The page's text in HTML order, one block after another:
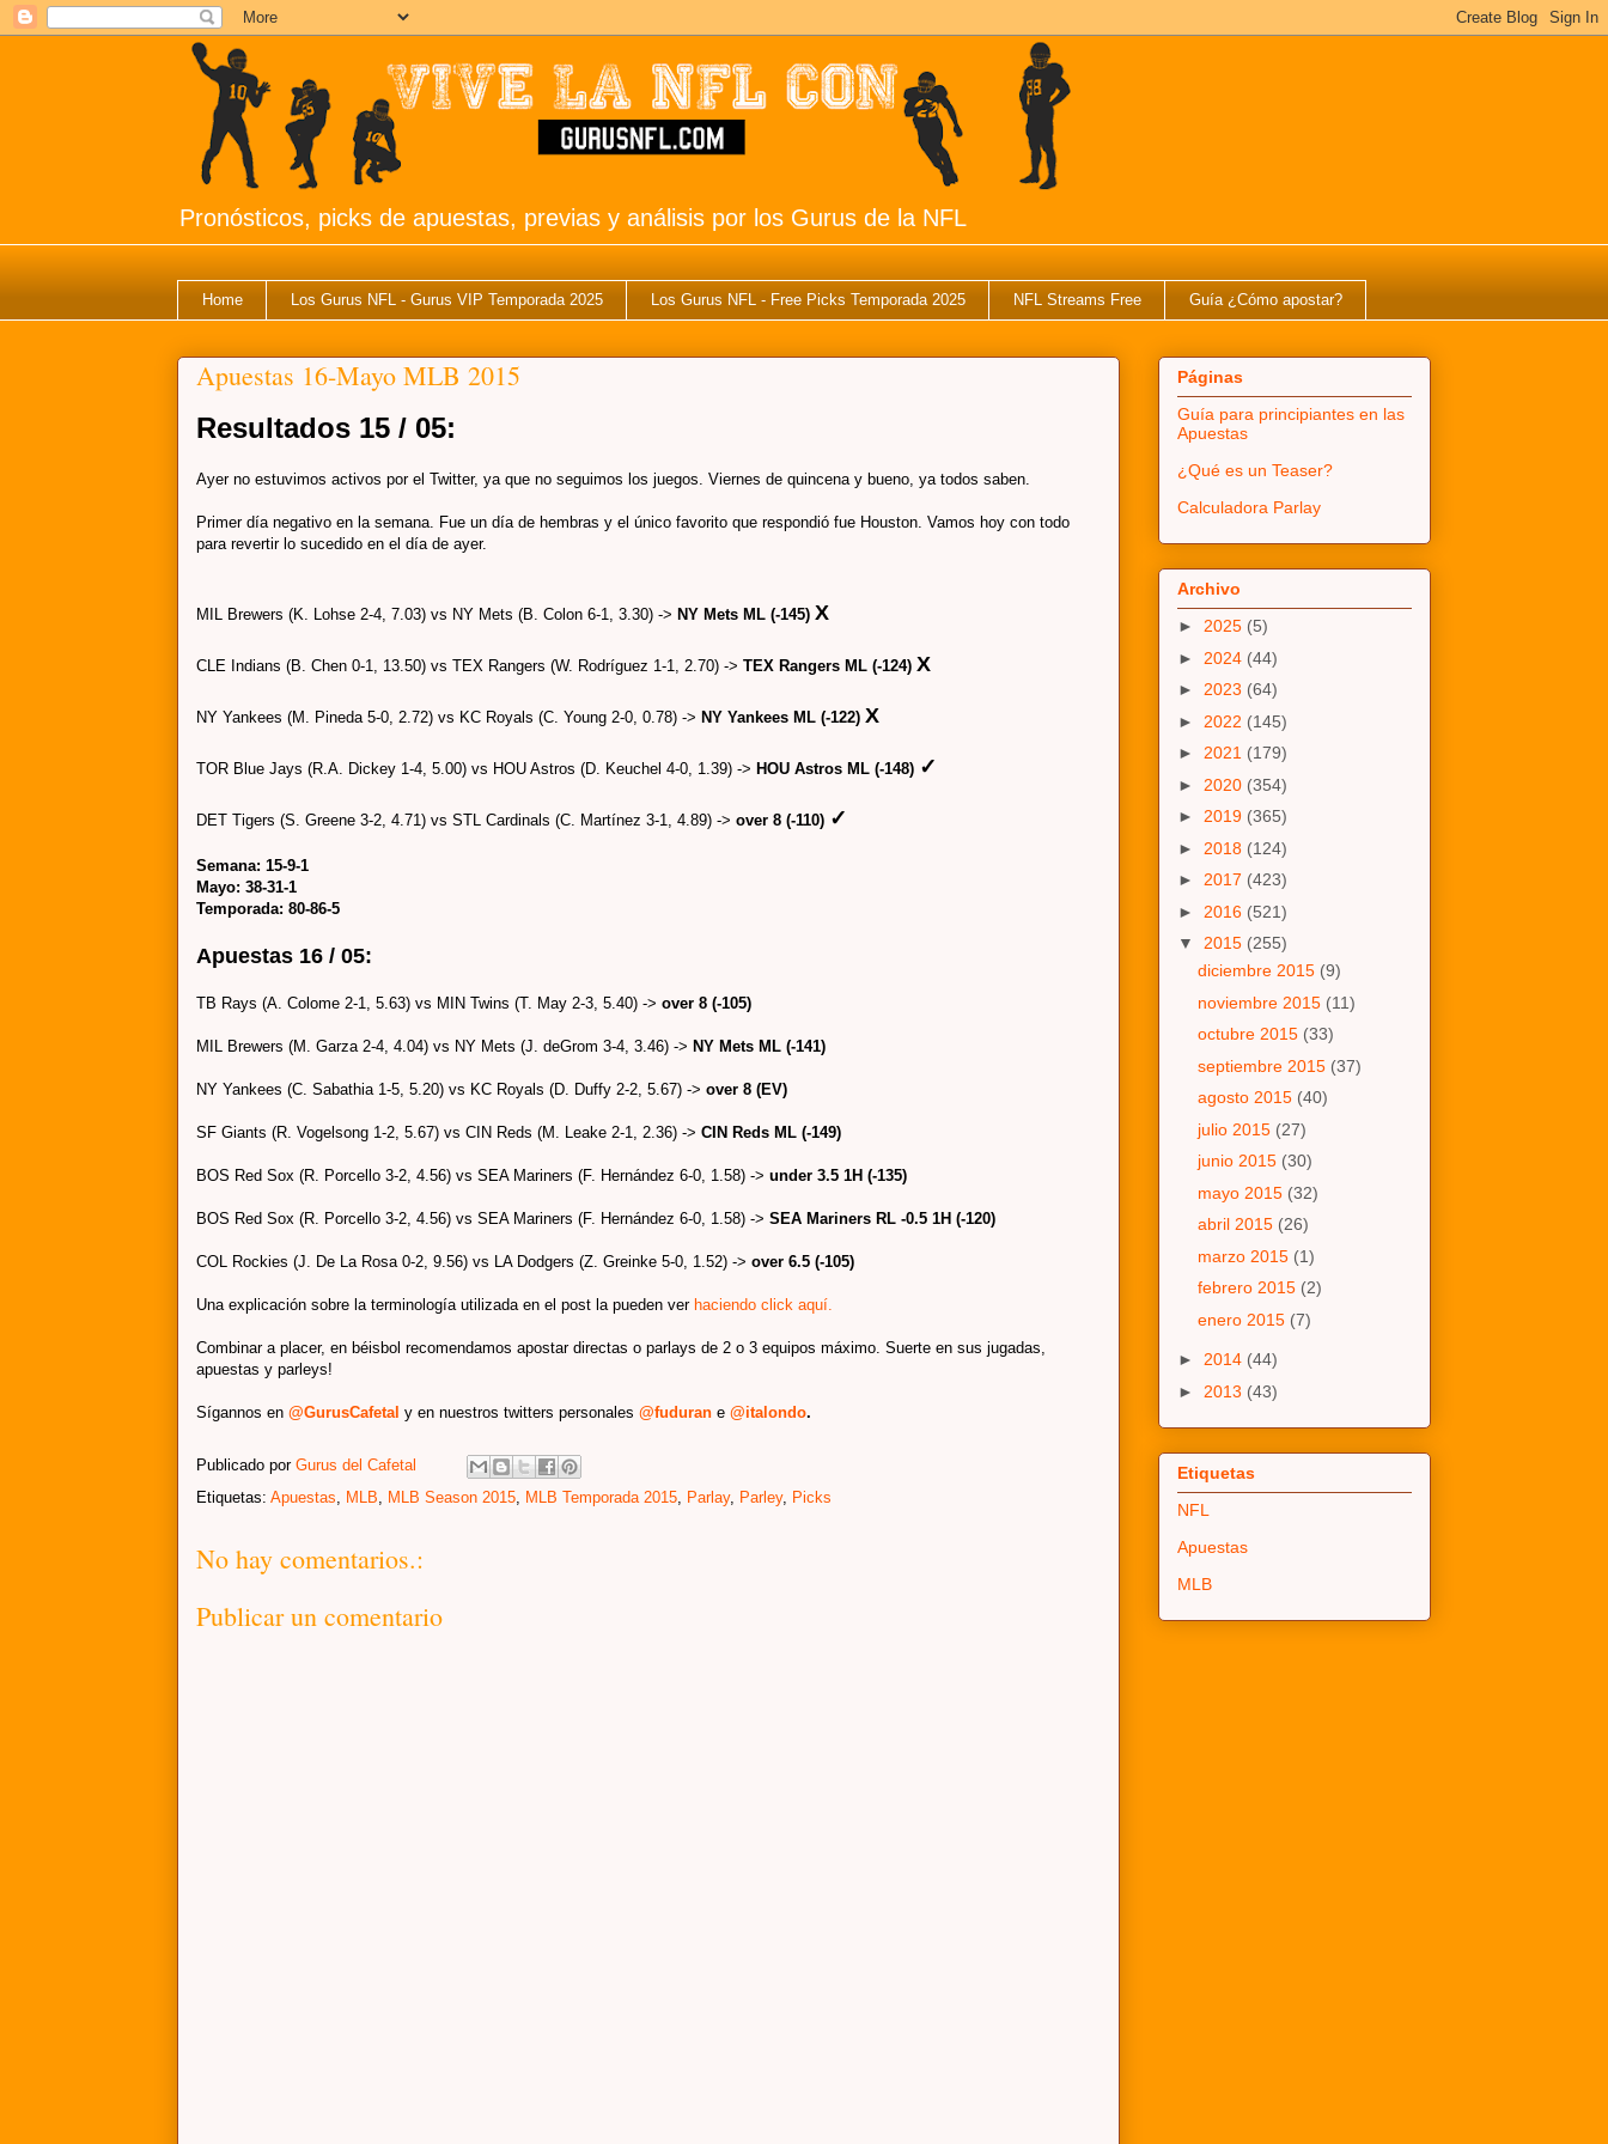
Pronósticos, picks de apuestas, previas y análisis por los Gurus de la NFL
Home Los Gurus NFL - Gurus VIP Temporada 2025 Los Gurus NFL - Free Picks Temporada 2025 NFL Streams Free Guía ¿Cómo apostar?
Apuestas 16-Mayo MLB 2015
Resultados 15 / 05:
Ayer no estuvimos activos por el Twitter, ya que no seguimos los juegos. Viernes de quincena y bueno, ya todos saben.
Primer día negativo en la semana. Fue un día de hembras y el único favorito que respondió fue Houston. Vamos hoy con todo
para revertir lo sucedido en el día de ayer.
MIL Brewers (K. Lohse 2-4, 7.03) vs NY Mets (B. Colon 6-1, 3.30) -> NY Mets ML (-145) X
CLE Indians (B. Chen 0-1, 13.50) vs TEX Rangers (W. Rodríguez 1-1, 2.70) -> TEX Rangers ML (-124) X
NY Yankees (M. Pineda 5-0, 2.72) vs KC Royals (C. Young 2-0, 0.78) -> NY Yankees ML (-122) X
TOR Blue Jays (R.A. Dickey 1-4, 5.00) vs HOU Astros (D. Keuchel 4-0, 1.39) -> HOU Astros ML (-148) ✓
DET Tigers (S. Greene 3-2, 4.71) vs STL Cardinals (C. Martínez 3-1, 4.89) -> over 8 (-110) ✓
Semana: 15-9-1
Mayo: 38-31-1
Temporada: 80-86-5
Apuestas 16 / 05:
TB Rays (A. Colome 2-1, 5.63) vs MIN Twins (T. May 2-3, 5.40) -> over 8 (-105)
MIL Brewers (M. Garza 2-4, 4.04) vs NY Mets (J. deGrom 3-4, 3.46) -> NY Mets ML (-141)
NY Yankees (C. Sabathia 1-5, 5.20) vs KC Royals (D. Duffy 2-2, 5.67) -> over 8 (EV)
SF Giants (R. Vogelsong 1-2, 5.67) vs CIN Reds (M. Leake 2-1, 2.36) -> CIN Reds ML (-149)
BOS Red Sox (R. Porcello 3-2, 4.56) vs SEA Mariners (F. Hernández 6-0, 1.58) -> under 3.5 1H (-135)
BOS Red Sox (R. Porcello 3-2, 4.56) vs SEA Mariners (F. Hernández 6-0, 1.58) -> SEA Mariners RL -0.5 1H (-120)
COL Rockies (J. De La Rosa 0-2, 9.56) vs LA Dodgers (Z. Greinke 5-0, 1.52) -> over 6.5 (-105)
Una explicación sobre la terminología utilizada en el post la pueden ver haciendo click aquí.
Combinar a placer, en béisbol recomendamos apostar directas o parlays de 2 o 3 equipos máximo. Suerte en sus jugadas,
apuestas y parleys!
Sígannos en @GurusCafetal y en nuestros twitters personales @fuduran e @italondo.
Publicado por Gurus del Cafetal
Etiquetas: Apuestas MLB MLB Season 2015 MLB Temporada 2015 Parlay, Parley, Picks
No hay comentarios.:
Publicar un comentario
Páginas
Guía para principiantes en las
Apuestas
¿Qué es un Teaser?
Calculadora Parlay
Archivo
► 2025 (5)
► 2024 (44)
► 2023 (64)
► 2022 (145)
► 2021 (179)
► 2020 (354)
► 2019 (365)
► 2018 (124)
► 2017 (423)
► 2016 (521)
▼ 2015 (255)
diciembre 2015 (9)
noviembre 2015 (11)
octubre 2015 (33)
septiembre 2015 (37)
agosto 2015 (40)
julio 2015 (27)
junio 2015 (30)
mayo 2015 (32)
abril 2015 (26)
marzo 2015 (1)
febrero 2015 (2)
enero 2015 (7)
► 2014 (44)
► 2013 (43)
Etiquetas
NFL
Apuestas
MLB